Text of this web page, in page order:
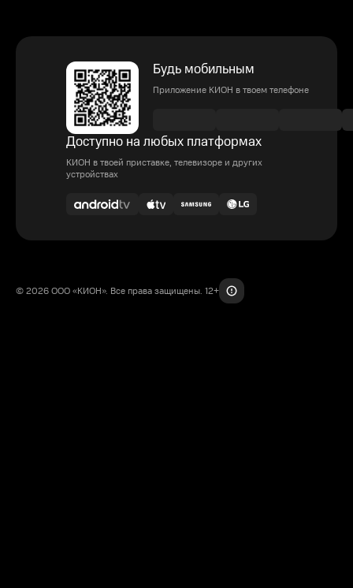
Будь мобильным
Приложение КИОН в твоем телефоне
Доступно на любых платформах
КИОН в твоей приставке, телевизоре и других
устройствах
© 2026 ООО «КИОН». Все права защищены. 12+